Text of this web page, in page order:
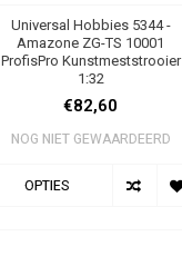
Universal Hobbies 5344 -
Amazone ZG-TS 10001
ProfisPro Kunstmeststrooier
1:32
€82,60
NOG NIET GEWAARDEERD
OPTIES